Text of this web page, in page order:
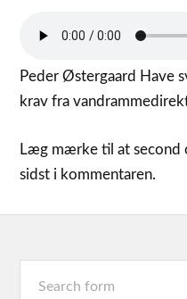
Peder Østergaard Have
krav fra
Læg mærke til at second
sidst i kommentaren.